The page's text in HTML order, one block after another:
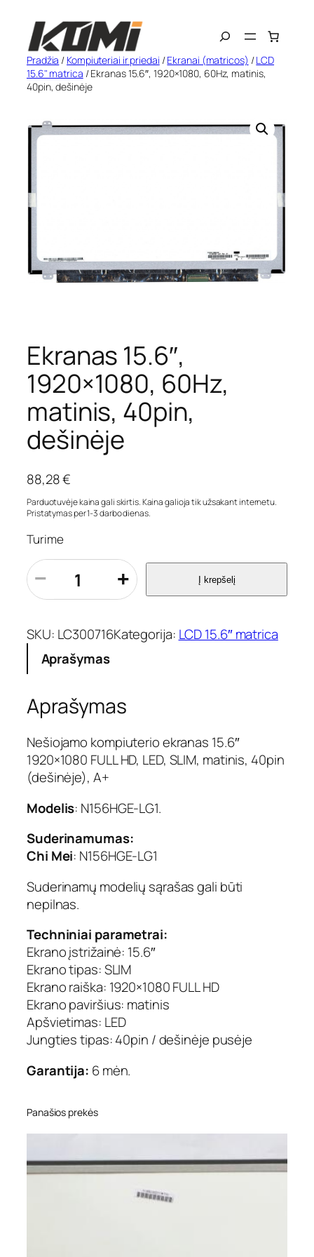
turinio
Search
Pradžia / Kompiuteriai ir priedai /Ekranai (matricos) /LCD
15.6" matrica / Ekranas 15.6″, 1920×1080, 60Hz, matinis,
40pin, dešinėje
Ekranas 15.6″,
1920×1080, 60Hz,
matinis, 40pin,
dešinėje
88,28€
Parduotuvėje kaina gali skirtis. Kaina galioja tik užsakant internetu.
Pristatymas per 1-3 darbo dienas.
Turime
p
r
o
u
k
o
i
k
i
s
:
k
a
n
s
1
6
"
,
1
9
2
0
1
8
,
0
− + Į krepšelį
SKU: LC300716Kategorija: LCD 15.6″ matrica
Aprašymas
Aprašymas
Nešiojamo kompiuterio ekranas 15.6″
1920×1080 FULL HD, LED, SLIM, matinis, 40pin
(dešinėje), A+
Modelis: N156HGE-LG1.
Suderinamumas:
Chi Mei: N156HGE-LG1
Suderinamų modelių sąrašas gali būti
nepilnas.
Techniniai parametrai:
Ekrano įstrižainė: 15.6″
Ekrano tipas: SLIM
Ekrano raiška: 1920×1080 FULL HD
Ekrano paviršius: matinis
Apšvietimas: LED
Jungties tipas: 40pin / dešinėje pusėje
Garantija: 6 mėn.
Panašios prekės